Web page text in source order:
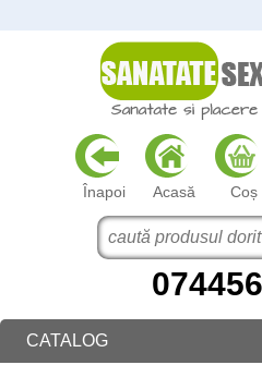
Înapoi Acasă Coș
CATALOG